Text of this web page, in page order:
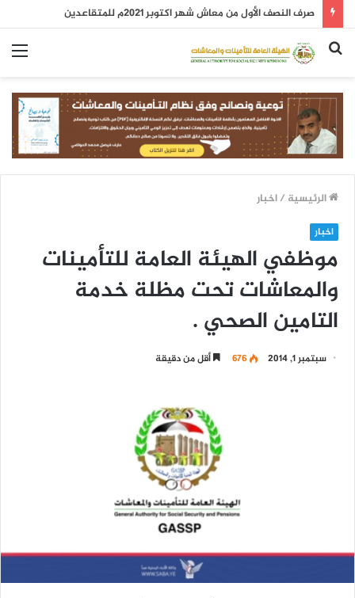
صرف النصف الأول من معاش شهر اكتوبر 2021م للمتقاعدين
بحث
الرئيسية /اخبار
اخبار
موظفي الهيئة العامة للتأمينات
والمعاشات تحت مظلة خدمة
التامين الصحي .
سبتمبر 1, 2014 676 أقل من دقيقة